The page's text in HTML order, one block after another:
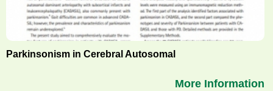
Parkinsonism in Cerebral Autosomal
More Information